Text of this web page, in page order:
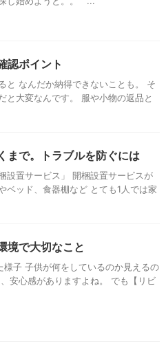
認ポイント
と なんだか納得できないことも。 そ
と大変なんです。 服や小物の返品と
で。トラブルを防ぐには
設置サービス」 開梱設置サービスが
ベッド、食器棚など とても1人では家
境で大切なこと
子 子供が何をしているのか見えるの
安心感がありますよね。 でも【リビ